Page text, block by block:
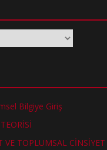
Bilgiye Giriş
VE TOPLUMSAL CİNSİYET